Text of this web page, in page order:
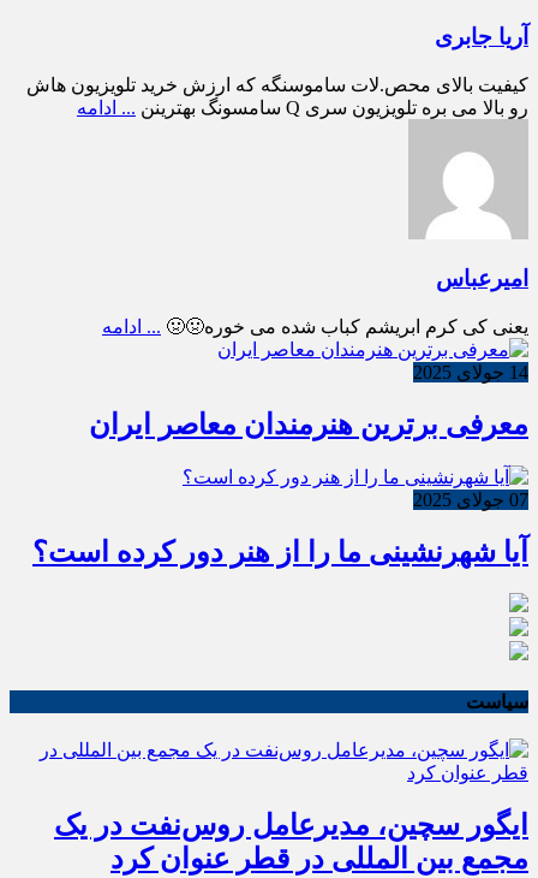
آریا جابری
کیفیت بالای محص.لات ساموسنگه که ارزش خرید تلویزیون هاش
رو بالا می بره تلویزیون سری Q سامسونگ بهترینن
... ادامه
امیرعباس
یعنی کی کرم ابریشم کباب شده می خوره🤢🤢 ... ادامه
14 جولای 2025
معرفی برترین هنرمندان معاصر ایران
07 جولای 2025
آیا شهرنشینی ما را از هنر دور کرده است؟
سیاست
ایگور سچین، مدیرعامل روس‌نفت در یک
مجمع بین المللی در قطر عنوان کرد